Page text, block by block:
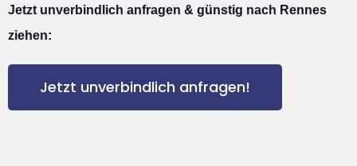
Jetzt unverbindlich anfragen & günstig nach Rennes
ziehen:
Jetzt unverbindlich anfragen!